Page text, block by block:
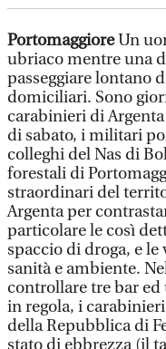
PortomaggioreUn
ubriaco mentre una
passeggiare lontano
domiciliari. Sono
carabinieri di
di sabato, i militari
colleghi del Nas di
forestali di
straordinari del
Argenta per
particolare le così
spaccio di droga, e
sanità e ambiente.
controllare tre bar
in regola, i
della Repubblica di
stato di ebbrezza (il